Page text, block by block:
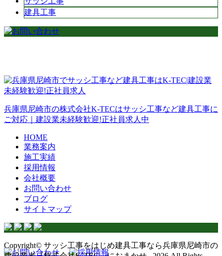
建具工事
兵庫県尼崎市の株式会社K-TECはサッシ工事など建具工事に
ご対応｜建設業未経験歓迎!正社員求人中
HOME
業務案内
施工実績
採用情報
会社概要
お問い合わせ
ブログ
サイトマップ
Copyright© サッシ工事をはじめ建具工事なら兵庫県尼崎市の